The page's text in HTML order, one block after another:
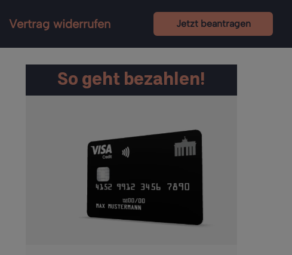
Vertrag widerrufen Jetzt beantragen
So geht bezahlen!